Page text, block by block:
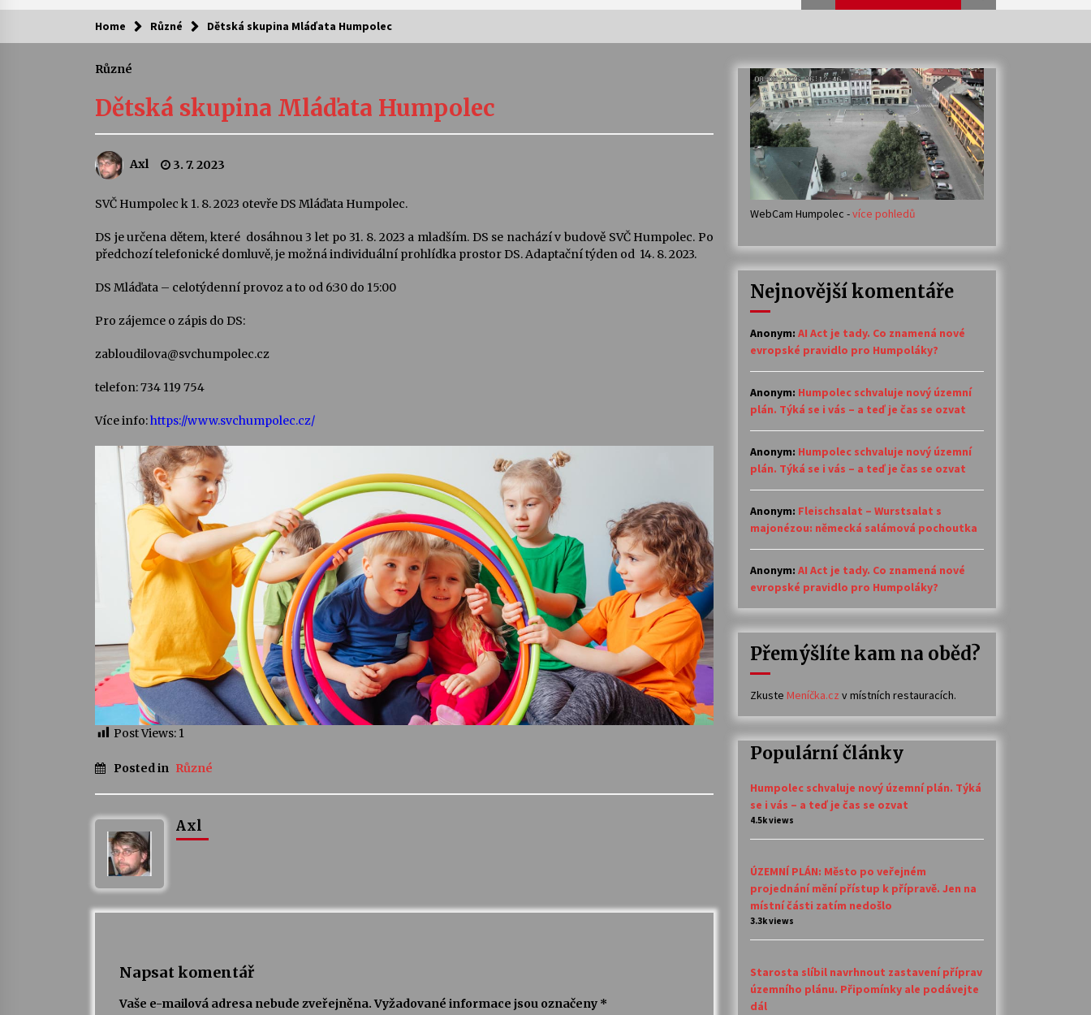
Kam za kulturou?
Camerata a Sukuba Ensemble
4. 8. 2026
Veselí muzikanti
30. 7. 2026
Pozvánka na integrační festival
Quijotova šedesátka: 28. 7.–1. 8.
28. 7. 2026
Votavžatský ploty
23. 7. 2026
Letní koncerty ve Stromovce: Rufus
Miller
Vysočinka
17. 7. 2026 14. 7. 2026
Želivě ožije odkaz Josefa Čapka
30. 6. 2026
Home Různé Dětská skupina Mláďata Humpolec
Různé
Dětská skupina Mláďata Humpolec
Axl 3. 7. 2023
SVČ Humpolec k 1. 8. 2023 otevře DS Mláďata Humpolec.
DS je určena dětem, které dosáhnou 3 let po 31. 8. 2023 a mladším. DS se nachází v budově SVČ Humpolec. Po
předchozí telefonické domluvě, je možná individuální prohlídka prostor DS. Adaptační týden od 14. 8. 2023.
DS Mláďata – celotýdenní provoz a to od 6:30 do 15:00
Pro zájemce o zápis do DS:
zabloudilova@svchumpolec.cz
telefon: 734 119 754
Více info:https://www.svchumpolec.cz/
Post Views: 1
Posted in Různé
Axl
Napsat komentář
Vaše e-mailová adresa nebude zveřejněna. Vyžadované informace jsou označeny *
WebCam Humpolec -více pohledů
Nejnovější komentáře
Anonym: AI Act je tady. Co znamená nové
evropské pravidlo pro Humpoláky?
Anonym: Humpolec schvaluje nový územní
plán. Týká se i vás – a teď je čas se ozvat
Anonym: Humpolec schvaluje nový územní
plán. Týká se i vás – a teď je čas se ozvat
Anonym: Fleischsalat – Wurstsalat s
majonézou: německá salámová pochoutka
Anonym: AI Act je tady. Co znamená nové
evropské pravidlo pro Humpoláky?
Přemýšlíte kam na oběd?
Zkuste Meníčka.cz v místních restauracích.
Populární články
Humpolec schvaluje nový územní plán. Týká
se i vás – a teď je čas se ozvat
4.5k views
ÚZEMNÍ PLÁN: Město po veřejném
projednání mění přístup k přípravě. Jen na
místní části zatím nedošlo
3.3k views
Starosta slíbil navrhnout zastavení příprav
územního plánu. Připomínky ale podávejte
dál